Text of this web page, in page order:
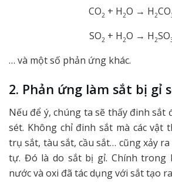
CO2 + H 2O → H 2CO
SO2 + H 2O → H 2SO
… và một số phản ứng khác.
2. Phản ứng làm sắt bị gỉ
Nếu để ý, chúng ta sẽ thấy đinh sắt
sét. Không chỉ đinh sắt mà các vật
trụ sắt, tàu sắt, cầu sắt… cũng xảy
tự. Đó là do sắt bị gỉ. Chính trong
nước và oxi đã tác dụng với sắt tạo